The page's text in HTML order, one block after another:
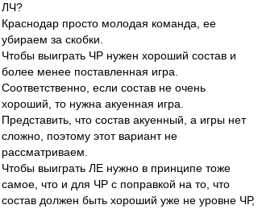
ЛЧ?
Краснодар просто молодая команда, ее
убираем за скобки.
Чтобы выиграть ЧР нужен хороший состав и
более менее поставленная игра.
Соответственно, если состав не очень
хороший, то нужна акуенная игра.
Представить, что состав акуенный, а игры нет
сложно, поэтому этот вариант не
рассматриваем.
Чтобы выиграть ЛЕ нужно в принципе тоже
самое, что и для ЧР с поправкой на то, что
состав должен быть хороший уже не уровне ЧР,